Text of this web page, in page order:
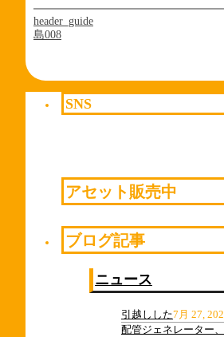
header_guide
島008
SNS
アセット販売中
ブログ記事
ニュース
引越しした7月 27,
配管ジェネレーター